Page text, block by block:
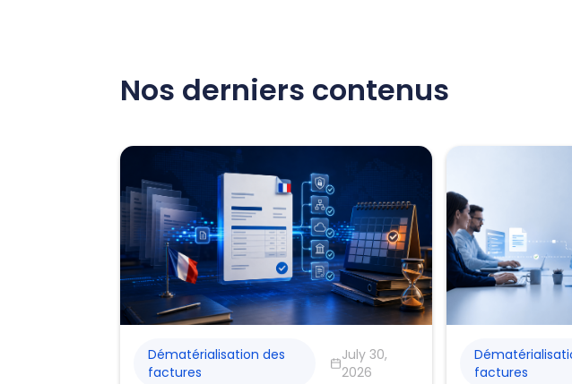
Nos derniers contenus
Dématérialisation des
factures
July 30,
2026
factures